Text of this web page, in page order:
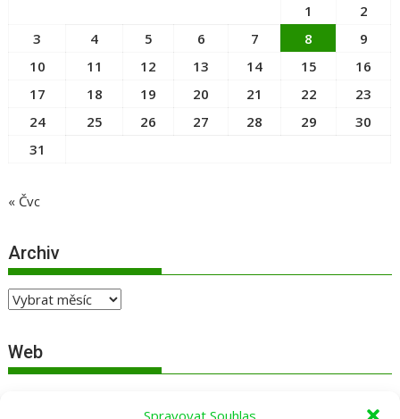
Spravovat Souhlas
1
2
3
4 5 6 7 8
9
10
11 12 13 14 15
16
17
18 19 20 21 22
23
24
25 26 27 28 29
30
31
« Čvc
Archiv
Archiv
Web